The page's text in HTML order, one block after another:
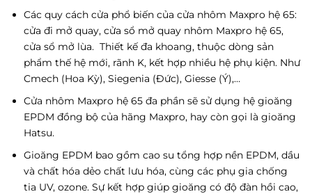
Các quy cách cửa phổ biến của cửa nhôm Maxpro hệ 65:
cửa đi mở quay, cửa sổ mở quay nhôm Maxpro hệ 65,
cửa sổ mở lùa. Thiết kế đa khoang, thuộc dòng sản
phẩm thế hệ mới, rãnh K, kết hợp nhiều hệ phụ kiện. Như
Cmech (Hoa Kỳ), Siegenia (Đức), Giesse (Ý),…
Cửa nhôm Maxpro hệ 65 đa phần sẽ sử dụng hệ gioăng
EPDM đồng bộ của hãng Maxpro, hay còn gọi là gioăng
Hatsu.
Gioăng EPDM bao gồm cao su tổng hợp nền EPDM, dầu
và chất hóa dẻo chất lưu hóa, cùng các phụ gia chống
tia UV, ozone. Sự kết hợp giúp gioăng có độ đàn hồi cao,